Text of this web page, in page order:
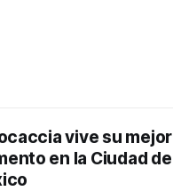
vive su mejor
en la Ciudad de